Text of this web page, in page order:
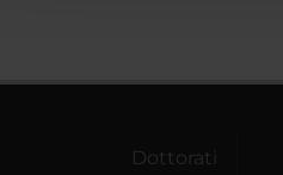
Dottorati